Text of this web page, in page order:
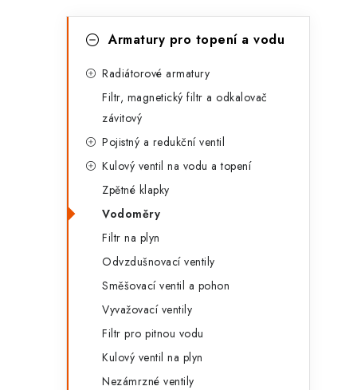
n
kategorie
i
Armatury pro topení a vodu
Radiátorové armatury
Filtr, magnetický filtr a odkalovač
závitový
Pojistný a redukční ventil
Kulový ventil na vodu a topení
Zpětné klapky
Vodoměry
Filtr na plyn
Odvzdušnovací ventily
Směšovací ventil a pohon
Vyvažovací ventily
Filtr pro pitnou vodu
Kulový ventil na plyn
Nezámrzné ventily